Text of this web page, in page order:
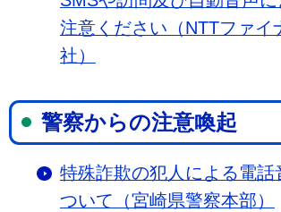
注意ください（NTTファイ
社）
警察からの注意喚起
特殊詐欺の犯人による電話
ついて（宮崎県警察本部）